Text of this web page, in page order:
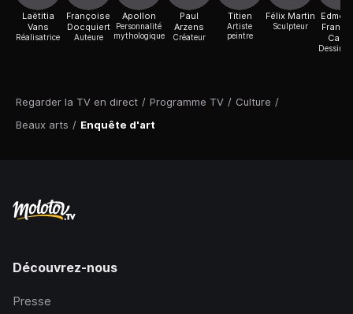
Regarder la TV en direct / Programme TV / Culture /
Beaux arts / Enquête d'art
Laëtitia
Vans
Réalisatrice
Françoise
Docquiert
Auteure
Apollon
Personnalité
mythologique
Paul
Arzens
Créateur
Titien
Artiste
peintre
Félix Martin
Sculpteur
Calvo
Découvrez-nous
Presse